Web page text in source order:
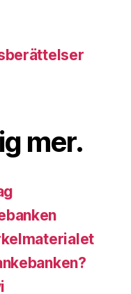
mer.